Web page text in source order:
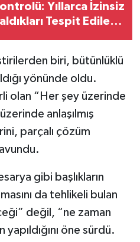
Yıllarca İzinsiz
Tespit Edilen
biri, bütünlüklü
yönünde oldu.
olan “Her şey üzerinde
anlaşılmış
parçalı çözüm
gibi başlıkların
da tehlikeli bulan
değil, “ne zaman
yapıldığını öne sürdü.